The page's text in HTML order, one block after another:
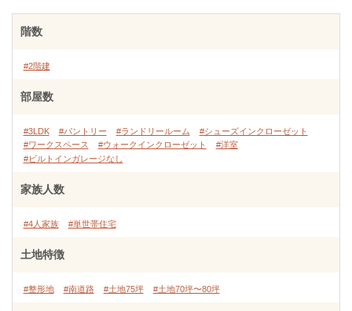
階数
#2階建
部屋数
#3LDK #パントリー #ランドリールーム
#シューズインクローゼット
#ワークスペース
#ウォークインクローゼット
#洋室
#ビルトインガレージなし
家族人数
#4人家族 #単世帯住宅
土地特徴
#整形地 #南道路 #土地75坪 #土地70坪〜80坪